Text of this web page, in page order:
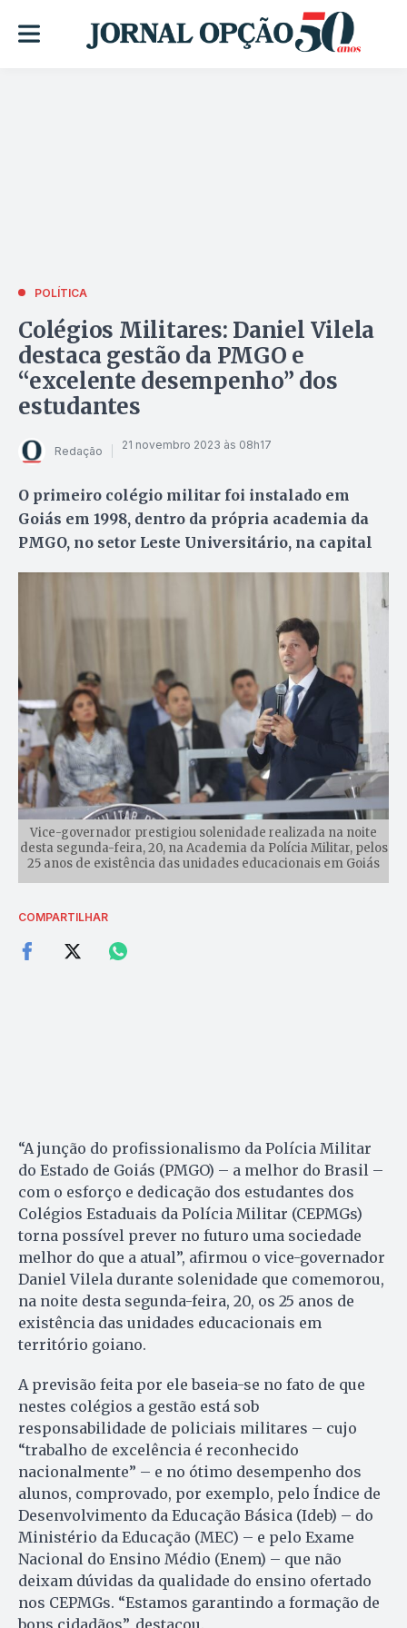
POLÍTICA
Colégios Militares: Daniel Vilela
destaca gestão da PMGO e
“excelente desempenho” dos
estudantes
Redação 21 novembro 2023 às 08h17
O primeiro colégio militar foi instalado em
Goiás em 1998, dentro da própria academia da
PMGO, no setor Leste Universitário, na capital
Vice-governador prestigiou solenidade realizada na noite
desta segunda-feira, 20, na Academia da Polícia Militar, pelos
25 anos de existência das unidades educacionais em Goiás
COMPARTILHAR
“A junção do profissionalismo da Polícia Militar
do Estado de Goiás (PMGO) – a melhor do Brasil –
com o esforço e dedicação dos estudantes dos
Colégios Estaduais da Polícia Militar (CEPMGs)
torna possível prever no futuro uma sociedade
melhor do que a atual”, afirmou o vice-governador
Daniel Vilela durante solenidade que comemorou,
na noite desta segunda-feira, 20, os 25 anos de
existência das unidades educacionais em
território goiano.
A previsão feita por ele baseia-se no fato de que
nestes colégios a gestão está sob
responsabilidade de policiais militares – cujo
“trabalho de excelência é reconhecido
nacionalmente” – e no ótimo desempenho dos
alunos, comprovado, por exemplo, pelo Índice de
Desenvolvimento da Educação Básica (Ideb) – do
Ministério da Educação (MEC) – e pelo Exame
Nacional do Ensino Médio (Enem) – que não
deixam dúvidas da qualidade do ensino ofertado
nos CEPMGs. “Estamos garantindo a formação de